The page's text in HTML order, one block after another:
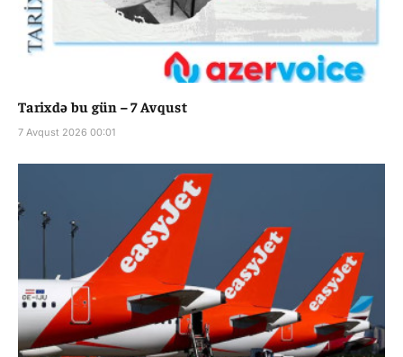
Tarixdə bu gün – 7 Avqust
7 Avqust 2026 00:01